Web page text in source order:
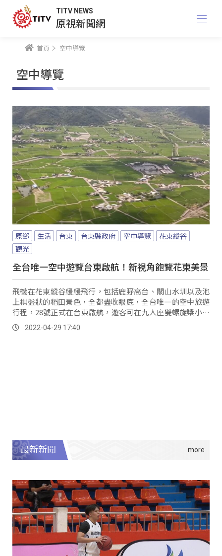
TITV NEWS
原視新聞網
首頁 空中導覽
空中導覽
原鄉 生活 台東 台東縣政府 空中導覽
花東縱谷
觀光
全台唯一空中遊覽台東啟航！新視角飽覽花東美景
飛機在花東縱谷緩緩飛行，包括鹿野高台、關山水圳以及池
上棋盤狀的稻田景色，全都盡收眼底，全台唯一的空中旅遊
行程，28號正式在台東啟航，遊客可在九人座雙螺旋槳小飛
機上，低空鳥瞰花東縱谷跟海岸山脈美景。
2022-04-29 17:40
最新新聞